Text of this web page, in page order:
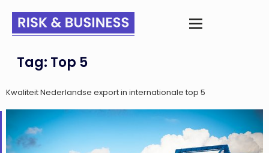
Tag: Top 5
Kwaliteit Nederlandse export in internationale top 5